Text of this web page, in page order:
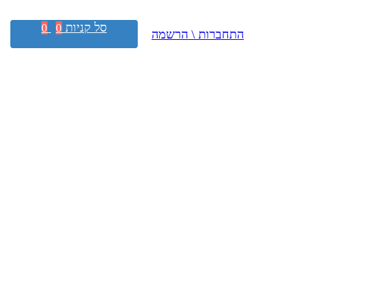
התחברות \ הרשמה סל קניות 0
0